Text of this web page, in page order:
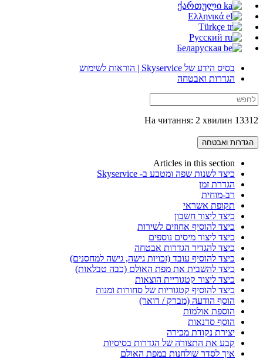
ქართული
Ελληνικά
Türkçe
Русский
Беларуская
בסיס הידע של Skyservice | הוראות לשימוש
הגדרות ואבטחה
13312 На читання: 2 хвилин
הגדרות ואבטחה
Articles in this section
כיצד לשנות שפה ומטבע ב- Skyservice
הגדרת זמן
רב-מוחית
תקופת אשראי
כיצד ליצור חשבון
כיצד להוסיף אחוזים לשירות
כיצד ליצור מיסים נוספים
כיצד להגדיר הגדרות אבטחה
כיצד להוסיף עובד (זכויות גישה, גישה למחסנים)
כיצד להשבית את מפת האולם (כבה טבלאות)
כיצד ליצור קטגוריית הוצאות
כיצד להוסיף קטגוריות של סחורות ומנות
הוסף הודעה (מברק / דואר)
הוספת אולמות
הוסף סדנאות
יצירת נקודת מכירה
קבע את התצורה של הגדרות בסיסיות
איך לסדר שולחנות במפת האולם